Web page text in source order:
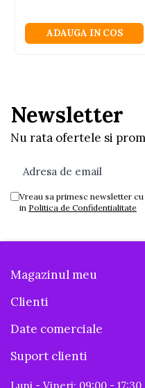
ADAUGA IN COS
Newsletter
Nu rata ofertele si
Vreau sa primesc newsletter
in Politica de Confidentialitate
Magazinul meu
Clienti
Date comerciale
Suport clienti